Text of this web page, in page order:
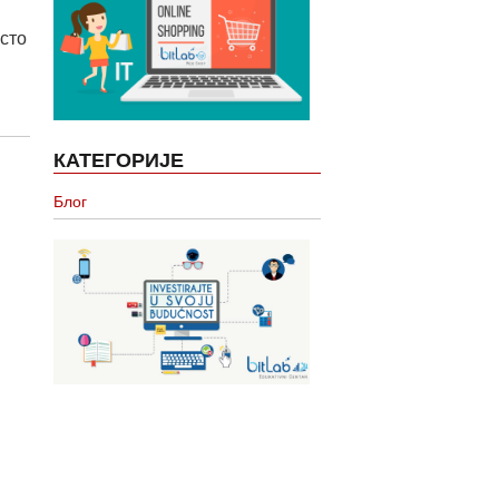
КАТЕГОРИЈЕ
Блог